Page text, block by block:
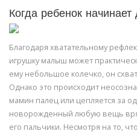
Когда ребенок
Благодаря хватательному
игрушку малыш может
ему небольшое колечко, он
Однако это происходит
мамин палец или цепляется за
новорожденный любую вещь
его пальчики. Несмотря на то,